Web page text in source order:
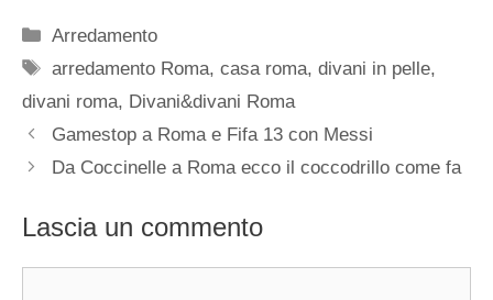
Categorie
Arredamento
Tag
arredamento Roma,casa roma,divani in pelle,
divani roma, Divani&divani Roma
Gamestop a Roma e Fifa 13 con Messi
Da Coccinelle a Roma ecco il coccodrillo come fa
Lascia un commento